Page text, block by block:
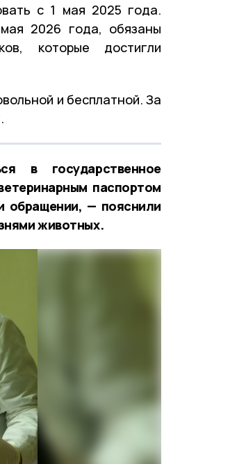
с 1 мая 2025 года.
2026 года, обязаны
которые достигли
и бесплатной. За
в государственное
паспортом
обращении, — пояснили
животных.